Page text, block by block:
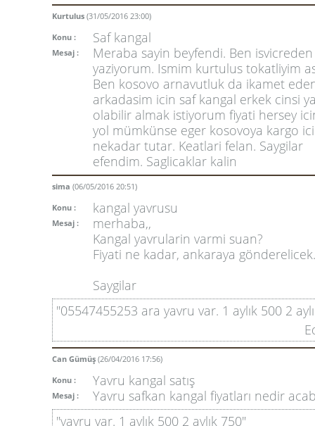
Kurtulus (31/05/2016 23:00)
Konu :
Saf kangal
Mesaj :
Meraba sayin beyfendi. Ben isvicreden
yaziyorum. Ismim kurtulus tokatliyim
Ben kosovo arnavutluk da ikamet
arkadasim icin saf kangal erkek cinsi
olabilir almak istiyorum fiyati hersey
yol mümkünse eger kosovoya kargo
nekadar tutar. Keatlari felan. Saygilar
efendim. Saglicaklar kalin
sima (06/05/2016 20:51)
Konu :
kangal yavrusu
Mesaj :
merhaba,,
Kangal yavrularin varmi suan?
Fiyati ne kadar, ankaraya
Saygilar
"05547455253 ara yavru var. 1 aylık 500 2
Can Gümüş (26/04/2016 17:56)
Konu :
Yavru kangal satış
Mesaj :
Yavru safkan kangal fiyatları nedir
"yavru var. 1 aylık 500 2 aylık 750"